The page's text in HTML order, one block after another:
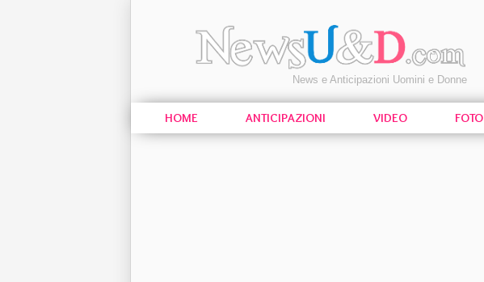
News e Anticipazioni Uomini e Donne
HOME ANTICIPAZIONI VIDEO FOTO